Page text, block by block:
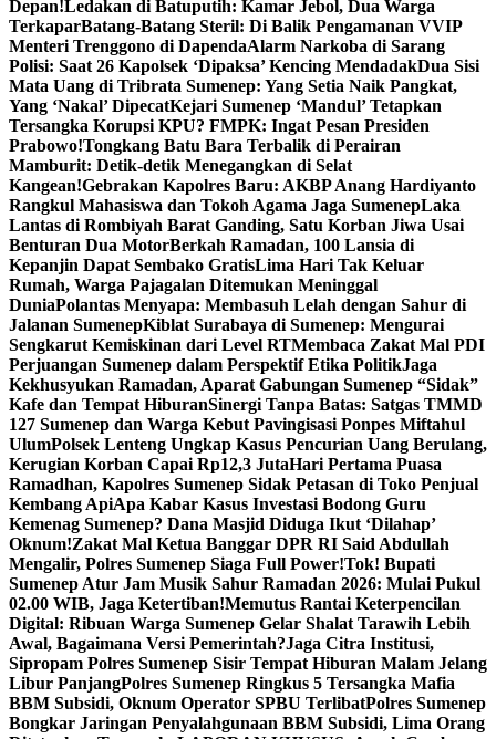
Depan!Ledakan di Batuputih: Kamar Jebol, Dua Warga
TerkaparBatang-Batang Steril: Di Balik Pengamanan VVIP
Menteri Trenggono di DapendaAlarm Narkoba di Sarang
Polisi: Saat 26 Kapolsek ‘Dipaksa’ Kencing MendadakDua Sisi
Mata Uang di Tribrata Sumenep: Yang Setia Naik Pangkat,
Yang ‘Nakal’ DipecatKejari Sumenep ‘Mandul’ Tetapkan
Tersangka Korupsi KPU? FMPK: Ingat Pesan Presiden
Prabowo!Tongkang Batu Bara Terbalik di Perairan
Mamburit: Detik-detik Menegangkan di Selat
Kangean!Gebrakan Kapolres Baru: AKBP Anang Hardiyanto
Rangkul Mahasiswa dan Tokoh Agama Jaga SumenepLaka
Lantas di Rombiyah Barat Ganding, Satu Korban Jiwa Usai
Benturan Dua MotorBerkah Ramadan, 100 Lansia di
Kepanjin Dapat Sembako GratisLima Hari Tak Keluar
Rumah, Warga Pajagalan Ditemukan Meninggal
DuniaPolantas Menyapa: Membasuh Lelah dengan Sahur di
Jalanan SumenepKiblat Surabaya di Sumenep: Mengurai
Sengkarut Kemiskinan dari Level RTMembaca Zakat Mal PDI
Perjuangan Sumenep dalam Perspektif Etika PolitikJaga
Kekhusyukan Ramadan, Aparat Gabungan Sumenep “Sidak”
Kafe dan Tempat HiburanSinergi Tanpa Batas: Satgas TMMD
127 Sumenep dan Warga Kebut Pavingisasi Ponpes Miftahul
UlumPolsek Lenteng Ungkap Kasus Pencurian Uang Berulang,
Kerugian Korban Capai Rp12,3 JutaHari Pertama Puasa
Ramadhan, Kapolres Sumenep Sidak Petasan di Toko Penjual
Kembang ApiApa Kabar Kasus Investasi Bodong Guru
Kemenag Sumenep? Dana Masjid Diduga Ikut ‘Dilahap’
Oknum!Zakat Mal Ketua Banggar DPR RI Said Abdullah
Mengalir, Polres Sumenep Siaga Full Power!Tok! Bupati
Sumenep Atur Jam Musik Sahur Ramadan 2026: Mulai Pukul
02.00 WIB, Jaga Ketertiban!Memutus Rantai Keterpencilan
Digital: Ribuan Warga Sumenep Gelar Shalat Tarawih Lebih
Awal, Bagaimana Versi Pemerintah?Jaga Citra Institusi,
Sipropam Polres Sumenep Sisir Tempat Hiburan Malam Jelang
Libur PanjangPolres Sumenep Ringkus 5 Tersangka Mafia
BBM Subsidi, Oknum Operator SPBU TerlibatPolres Sumenep
Bongkar Jaringan Penyalahgunaan BBM Subsidi, Lima Orang